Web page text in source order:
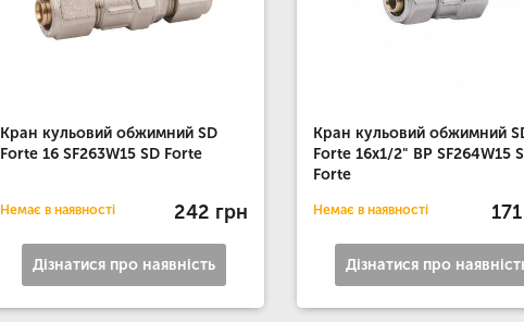
Кран кульовий обжимний SD
Forte 16 SF263W15 SD Forte
Немає в наявності 242 грн
Дізнатися про наявність
Кран кульовий обжимний
Forte 16х1/2" ВР SF264W15
Forte
Немає в наявності
Дізнатися про